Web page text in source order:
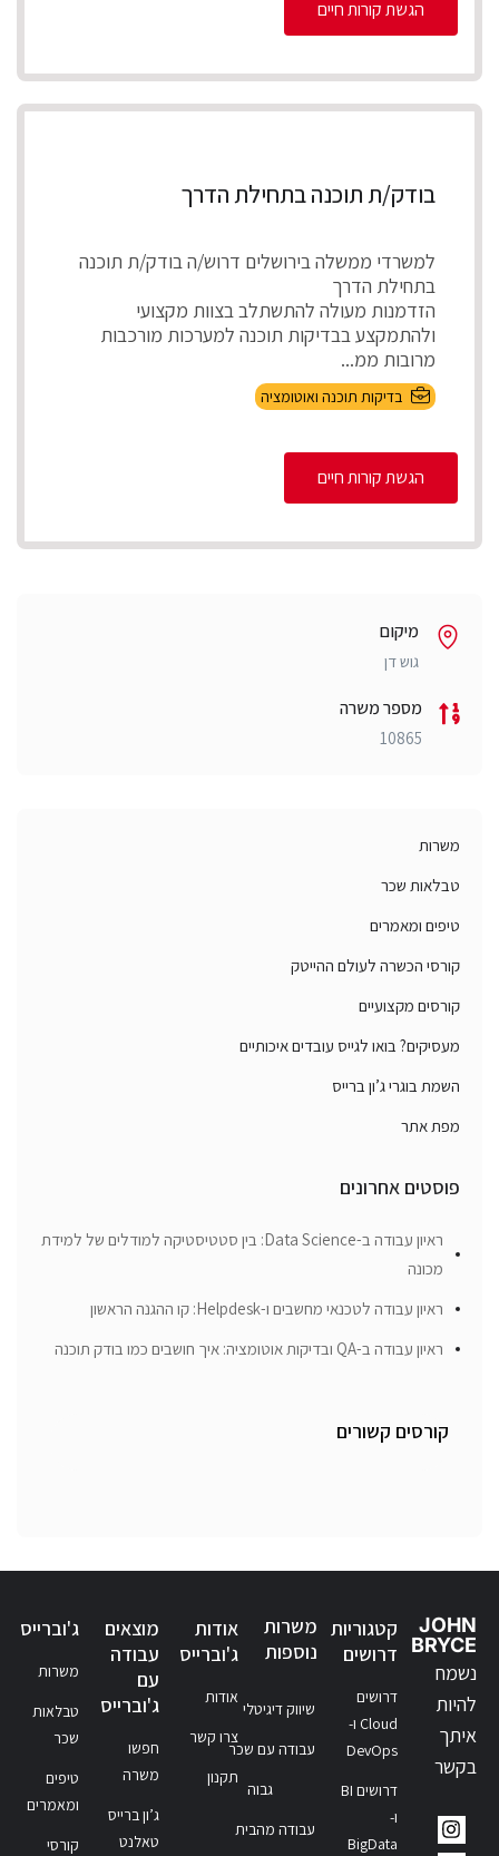
הגשת קורות חיים
בודק/ת תוכנה בתחילת הדרך
למשרדי ממשלה בירושלים דרוש/ה בודק/ת תוכנה
בתחילת הדרך
הזדמנות מעולה להתשתלב בצוות מקצועי
ולהתמקצע בבדיקות תוכנה למערכות מורכבות
מרובות ממ...
בדיקות תוכנה ואוטומציה
הגשת קורות חיים
מיקום
גוש דן
מספר משרה
10865
משרות
טבלאות שכר
טיפים ומאמרים
קורסי הכשרה לעולם ההייטק
קורסים מקצועיים
מעסיקים? בואו לגייס עובדים איכותיים
השמת בוגרי ג’ון ברייס
מפת אתר
פוסטים אחרונים
ראיון עבודה ב-Data Science: בין סטטיסטיקה למודלים של למידת
מכונה
ראיון עבודה לטכנאי מחשבים ו-Helpdesk: קו ההגנה הראשון
ראיון עבודה ב-QA ובדיקות אוטומציה: איך חושבים כמו בודק תוכנה
קורסים קשורים
JOHN
BRYCE
נשמח
להיות
איתך
בקשר
קטגוריות
דרושים
דרושים
Cloud ו-
DevOps
דרושים BI
ו-
BigData
משרות
נוספות
שיווק דיגיטלי
עבודה עם שכר
גבוה
עבודה מהבית
אודות
ג'וברייס
אודות
צרו קשר
תקנון
מוצאים
עבודה
עם
ג'וברייס
חפשו
משרה
ג’ון ברייס
טאלנט
ג'וברייס
משרות
טבלאות
שכר
טיפים
ומאמרים
קורסי